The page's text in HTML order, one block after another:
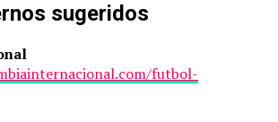
sugeridos
futbol-